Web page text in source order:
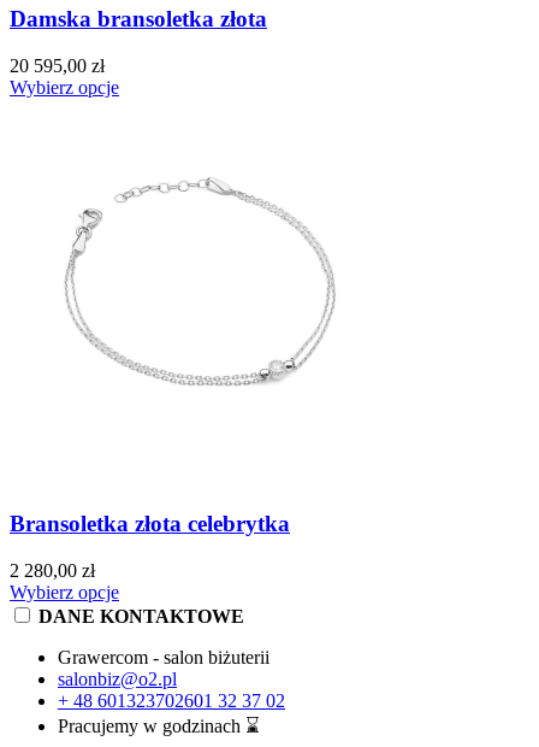
Damska bransoletka złota
20 595,00 zł
Wybierz opcje
Bransoletka złota celebrytka
2 280,00 zł
Wybierz opcje
DANE KONTAKTOWE
Grawercom - salon biżuterii
salonbiz@o2.pl
+ 48 601323702601 32 37 02
Pracujemy w godzinach ⌛